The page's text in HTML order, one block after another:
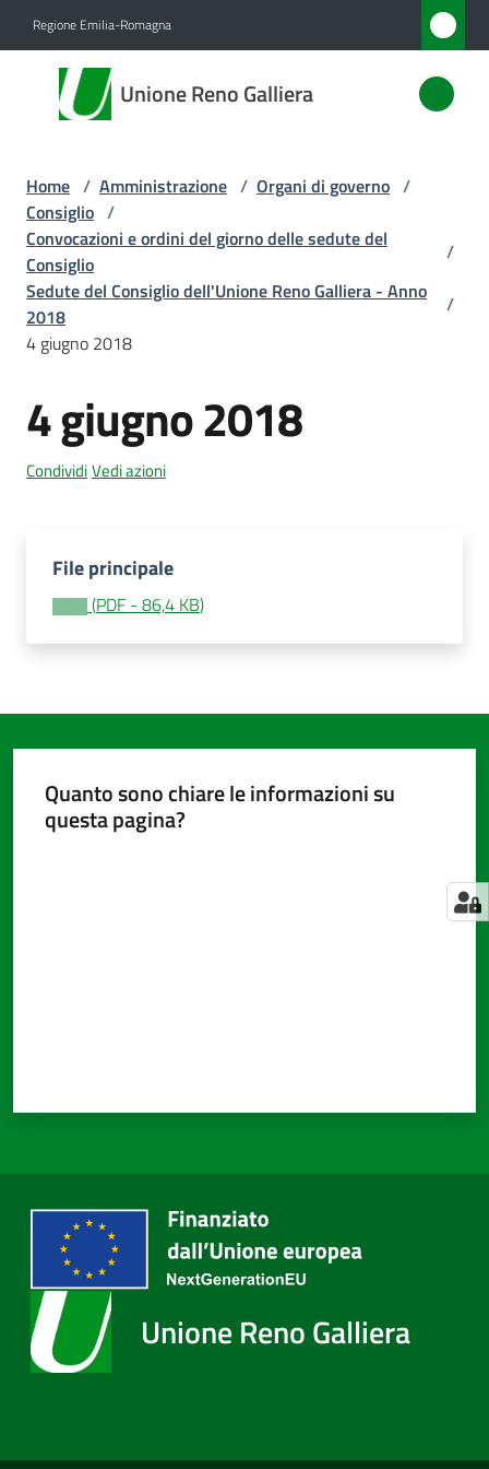
Regione Emilia-Romagna
Unione Reno Galliera
Unione
Reno
Amministrazione
Menu selezionato
Novità
Servizi
Vivere
l'Unione
Amministrazione
trasparente
argomenti...
Seguici
Home / Amministrazione / Organi di governo /
Consiglio /
Convocazioni e ordini del giorno delle sedute del
Consiglio
/
Sedute del Consiglio dell'Unione Reno Galliera - Anno
2018
/
4 giugno 2018
4 giugno 2018
CondividiVedi azioni
File principale
(PDF - 86,4 KB)
Quanto sono chiare le informazioni su
questa pagina?
Unione Reno Galliera